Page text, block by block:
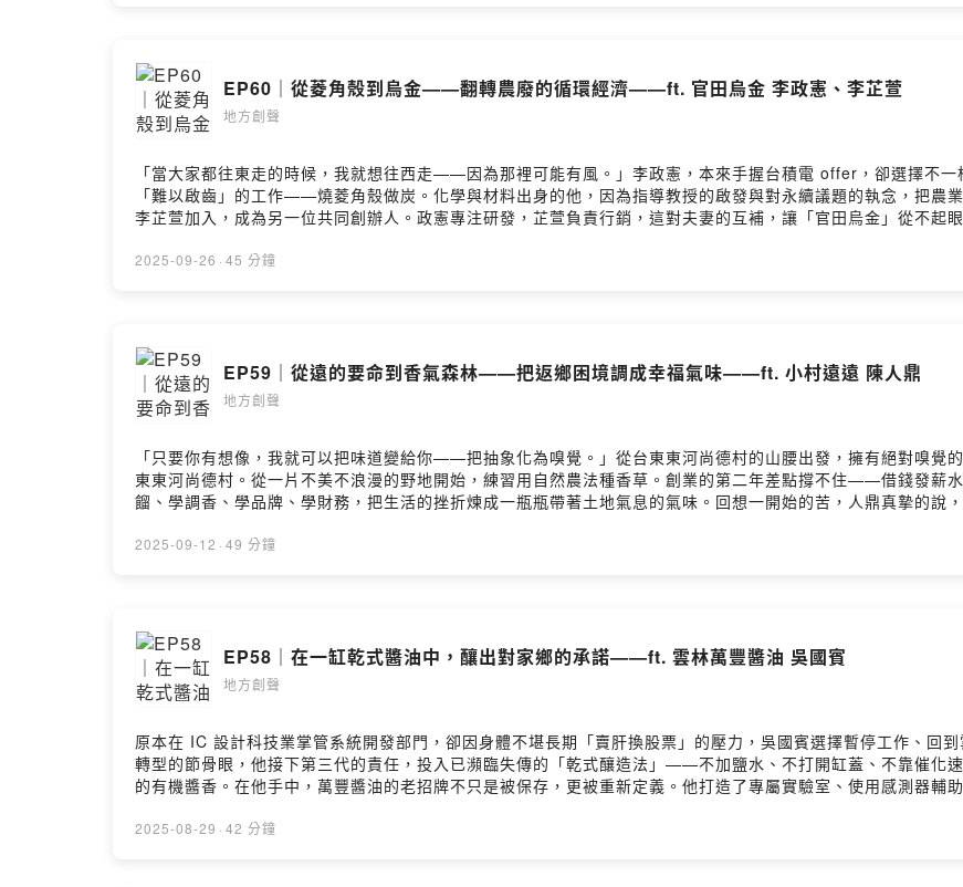
生基金會 董事長）特別來賓｜張育寧（旭時報 創辦人）🔹 藺子官網 ▶️ https://www.sunnyrush.com/
https://www.facebook.com/yuanlihandweaving/?locale=zh_TW🔹 台灣地方創生基金會官網 ▶️ https://
https://www.facebook.com/twrrf留言告訴我你對這一集的想法： https://open.firstory.me/user/
Hosting
EP60｜從菱角殼到烏金——翻轉農廢的循環經濟——ft. 官田烏金 李政憲、李芷萱
地方創聲
「當大家都往東走的時候，我就想往西走——因為那裡可能有風。」李政憲，本來手握台積電 offer，卻選擇不
「難以啟齒」的工作——燒菱角殼做炭。化學與材料出身的他，因為指導教授的啟發與對永續議題的執念，把農
李芷萱加入，成為另一位共同創辦人。政憲專注研發，芷萱負責行銷，這對夫妻的互補，讓「官田烏金」從不起
鎮重拾自信與驕傲。這一集，你會聽見：- 李政憲為什麼放棄大企業高薪，選擇到台南燒炭？- 菱角殼如何「廢材
https://https://www.gtbg.com.tw/Facebook ▶️ https://www.facebook.com/guantianblackgold/
https://twrr.org.tw/zh-TWFacebook ▶️ https://www.facebook.com/twrrf留言告訴我你對這一集的想法：
https://open.firstory.me/user/clc79a7y106ic01zy7n588bq7/commentsPowered by Firstory Hosting
2025-09-26 · 45 分鐘
EP59｜從遠的要命到香氣森林——把返鄉困境調成幸福氣味——ft. 小村遠遠 陳人鼎
地方創聲
「只要你有想像，我就可以把味道變給你——把抽象化為嗅覺。」從台東東河尚德村的山腰出發，擁有絕對嗅覺
東東河尚德村。從一片不美不浪漫的野地開始，練習用自然農法種香草。創業的第二年差點撐不住——借錢發薪
餾、學調香、學品牌、學財務，把生活的挫折煉成一瓶瓶帶著土地氣息的氣味。回想一開始的苦，人鼎真摯的說
「人」放回風景裡——照顧在地長者、與外役監學員協作、推動「認養香氣森林」與韌性農業，讓生物多樣性與
https://www.farfarawayvillage.com/Facebook ▶️ https://www.facebook.com/smallvillage2020/
https://twrr.org.tw/zh-TWFacebook ▶️ https://www.facebook.com/twrrf留言告訴我你對這一集的想法：
https://open.firstory.me/user/clc79a7y106ic01zy7n588bq7/commentsPowered by Firstory Hosting
2025-09-12 · 49 分鐘
EP58｜在一缸乾式醬油中，釀出對家鄉的承諾——ft. 雲林萬豐醬油 吳國賓
地方創聲
原本在 IC 設計科技業掌管系統開發部門，卻因身體不堪長期「賣肝換股票」的壓力，吳國賓選擇暫停工作、回
轉型的節骨眼，他接下第三代的責任，投入已瀕臨失傳的「乾式釀造法」——不加鹽水、不打開缸蓋、不靠催化
的有機醬香。在他手中，萬豐醬油的老招牌不只是被保存，更被重新定義。他打造了專屬實驗室、使用感測器輔
土地對話的態度。如今，萬豐醬油走向精品化定位，與主廚、在地食材共同實驗新風味，也開始開放參訪、成為
2025-08-29 · 42 分鐘